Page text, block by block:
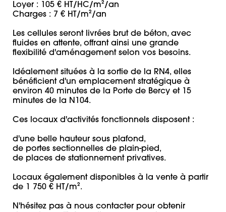
Loyer : 105 € HT/HC/m²/an
Charges : 7 € HT/m²/an
Les cellules seront livrées brut de béton, avec
fluides en attente, offrant ainsi une grande
flexibilité d'aménagement selon vos besoins.
Idéalement situées à la sortie de la RN4, elles
bénéficient d'un emplacement stratégique à
environ 40 minutes de la Porte de Bercy et 15
minutes de la N104.
Ces locaux d'activités fonctionnels disposent :
d'une belle hauteur sous plafond,
de portes sectionnelles de plain-pied,
de places de stationnement privatives.
Locaux également disponibles à la vente à partir
de 1 750 € HT/m².
N'hésitez pas à nous contacter pour obtenir